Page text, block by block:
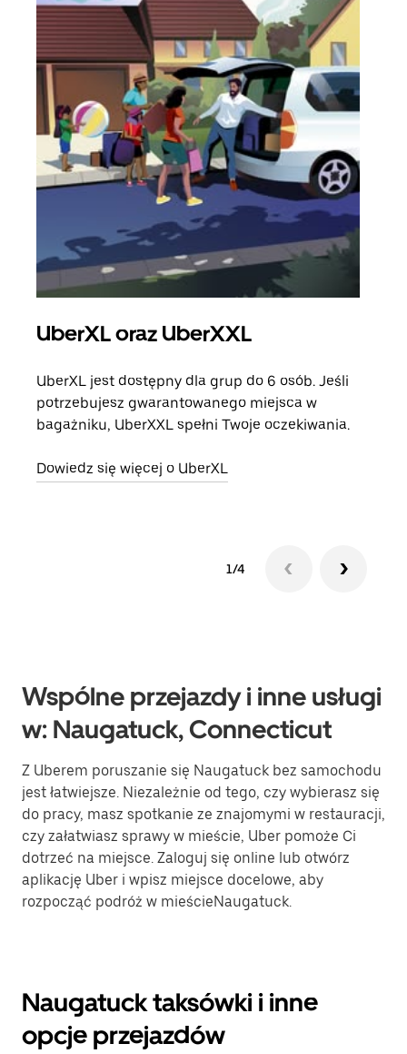
UberXL oraz UberXXL
UberXL jest dostępny dla grup do 6 osób. Jeśli
potrzebujesz gwarantowanego miejsca w
bagażniku, UberXXL spełni Twoje oczekiwania.
Dowiedz się więcej o UberXL
1/4
Wspólne przejazdy i inne usługi
w: Naugatuck, Connecticut
Z Uberem poruszanie się Naugatuck bez samochodu
jest łatwiejsze. Niezależnie od tego, czy wybierasz się
do pracy, masz spotkanie ze znajomymi w restauracji,
czy załatwiasz sprawy w mieście, Uber pomoże Ci
dotrzeć na miejsce. Zaloguj się online lub otwórz
aplikację Uber i wpisz miejsce docelowe, aby
rozpocząć podróż w mieścieNaugatuck.
Naugatuck taksówki i inne
opcje przejazdów